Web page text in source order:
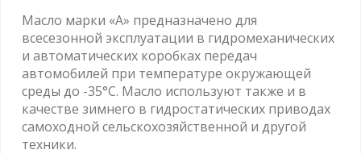
Масло марки «А» предназначено для
всесезонной эксплуатации в гидромеханических
и автоматических коробках передач
автомобилей при температуре окружающей
среды до -35°С. Масло используют также и в
качестве зимнего в гидростатических приводах
самоходной сельскохозяйственной и другой
техники.